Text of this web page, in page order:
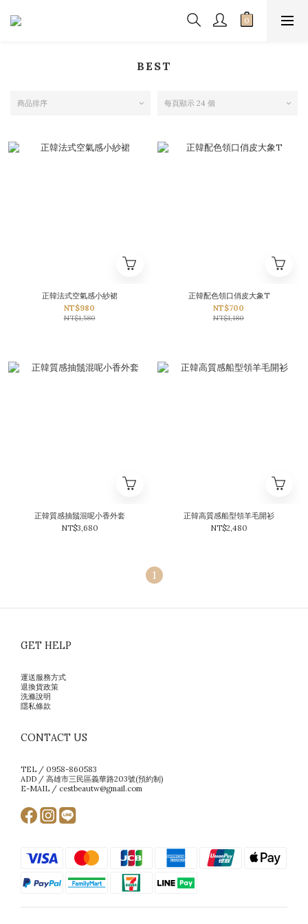
BEST
商品排序 每頁顯示 24 個
正韓法式空氣感小紗裙
NT$980
NT$1,580
正韓配色領口俏皮大象T
NT$700
NT$1,180
正韓質感抽鬚混呢小香外套
NT$3,680
正韓高質感船型領羊毛開衫
NT$2,480
1
GET HELP
運送服務方式
退換貨政策
洗滌說明
隱私條款
CONTACT US
TEL / 0958-860583
ADD / 高雄市三民區義華路203號(預約制)
E-MAIL / cestbeautw@gmail.com